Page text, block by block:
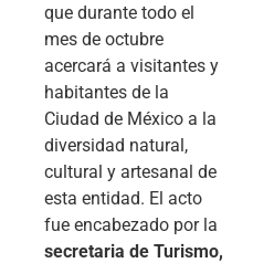
que durante todo el
mes de octubre
acercará a visitantes y
habitantes de la
Ciudad de México a la
diversidad natural,
cultural y artesanal de
esta entidad. El acto
fue encabezado por la
secretaria de Turismo,